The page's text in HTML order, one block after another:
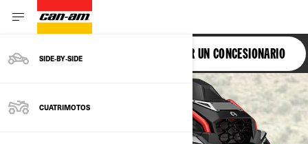
SIDE‑BY‑SIDE
CUATRIMOTOS
OUTLANDER BUSCAR UN CONCESIONARIO